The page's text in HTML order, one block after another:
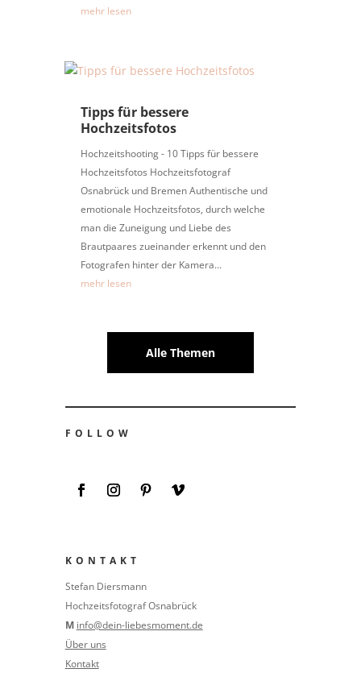
mehr lesen
Tipps für bessere
Hochzeitsfotos
Hochzeitshooting - 10 Tipps für bessere
Hochzeitsfotos Hochzeitsfotograf
Osnabrück und Bremen Authentische und
emotionale Hochzeitsfotos, durch welche
man die Zuneigung und Liebe des
Brautpaares zueinander erkennt und den
Fotografen hinter der Kamera...
mehr lesen
Alle Themen
FOLLOW
KONTAKT
Stefan Diersmann
Hochzeitsfotograf Osnabrück
M info@dein-liebesmoment.de
Über uns
Kontakt